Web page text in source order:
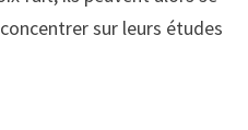
sur leurs études